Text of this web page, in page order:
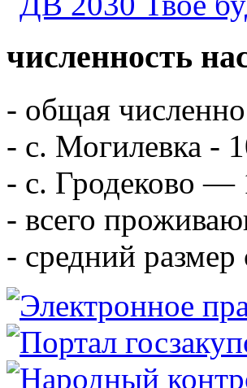
численность
- общая
- с. Могилевка -
- с. Гродеково —
- всего
- средний